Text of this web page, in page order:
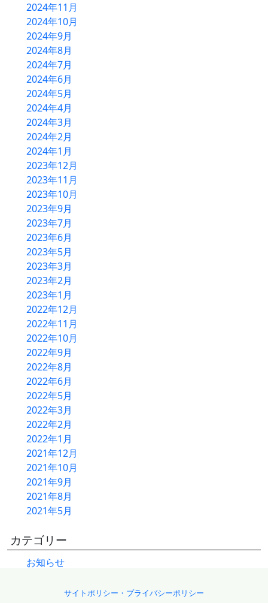
ふるさと木の家
アクセス
2024年11月
2024年10月
2024年9月
2024年8月
2024年7月
2024年6月
2024年5月
2024年4月
2024年3月
2024年2月
2024年1月
2023年12月
2023年11月
2023年10月
2023年9月
2023年7月
2023年6月
2023年5月
2023年3月
2023年2月
2023年1月
2022年12月
2022年11月
2022年10月
2022年9月
2022年8月
2022年6月
2022年5月
2022年3月
2022年2月
2022年1月
2021年12月
2021年10月
2021年9月
2021年8月
2021年5月
カテゴリー
お知らせ
サイトポリシー・プライバシーポリシー